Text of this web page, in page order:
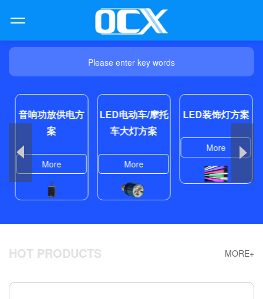
Please enter key words
音响功放供电方
案
More
LED电动车/摩托
车大灯方案
More
LED装饰灯方案
More
HOT PRODUCTS MORE+